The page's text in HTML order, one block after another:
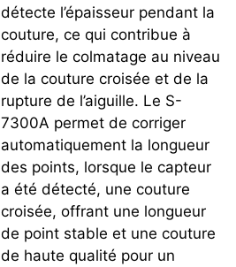
détecte l’épaisseur pendant la
couture, ce qui contribue à
réduire le colmatage au niveau
de la couture croisée et de la
rupture de l’aiguille. Le S-
7300A permet de corriger
automatiquement la longueur
des points, lorsque le capteur
a été détecté, une couture
croisée, offrant une longueur
de point stable et une couture
de haute qualité pour un